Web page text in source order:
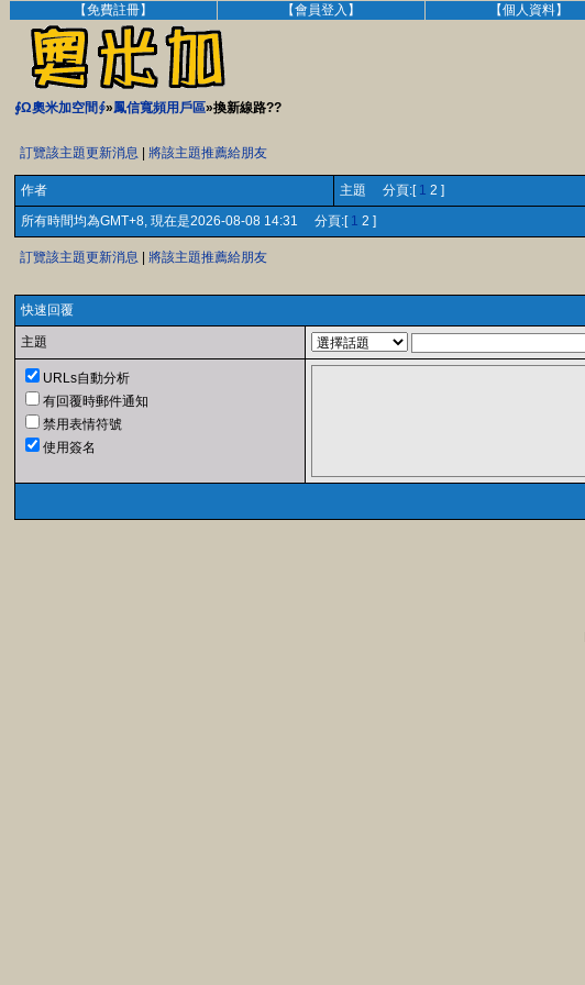
【免費註冊】 【會員登入】 【個人資料】
∮Ω奧米加空間∮»鳳信寬頻用戶區»換新線路??
訂覽該主題更新消息 將該主題推薦給朋友
作者 主題 分頁:[ 1 2 ]
所有時間均為GMT+8, 現在是2026-08-08 14:31 分頁:[ 1 2 ]
訂覽該主題更新消息 將該主題推薦給朋友
快速回覆
主題
URLs自動分析
有回覆時郵件通知
禁用表情符號
使用簽名